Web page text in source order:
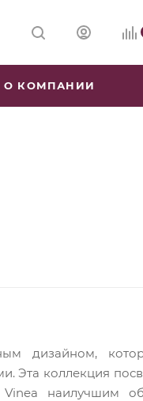
О КОМПАНИИ
дизайном,
Эта коллекция
наилучшим